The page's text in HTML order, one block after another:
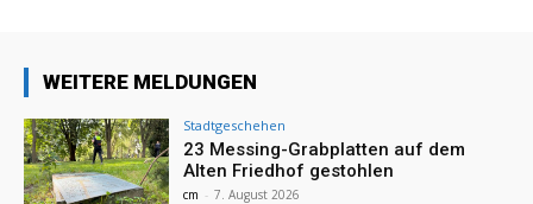
WEITERE MELDUNGEN
Stadtgeschehen
23 Messing-Grabplatten auf dem
Alten Friedhof gestohlen
cm - 7. August 2026